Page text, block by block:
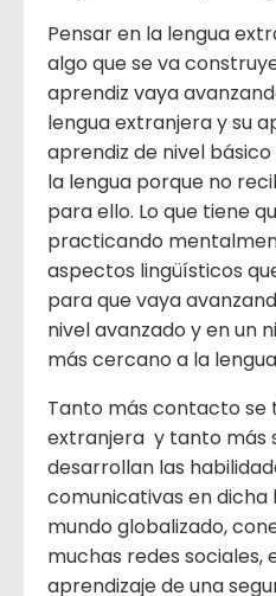
Pensar en la lengua
algo que se va
aprendiz vaya
lengua extranjera y su
aprendiz de nivel
la lengua porque no
para ello. Lo que tiene
practicando
aspectos lingüísticos
para que vaya
nivel avanzado y en un
más cercano a la
Tanto más contacto se
extranjera y tanto más
desarrollan las
comunicativas en dicha
mundo globalizado,
muchas redes sociales,
aprendizaje de una